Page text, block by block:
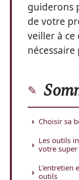
guiderons
de votre
veiller à ce
Choisir sa
Les outils
votre
L’entretien
outils